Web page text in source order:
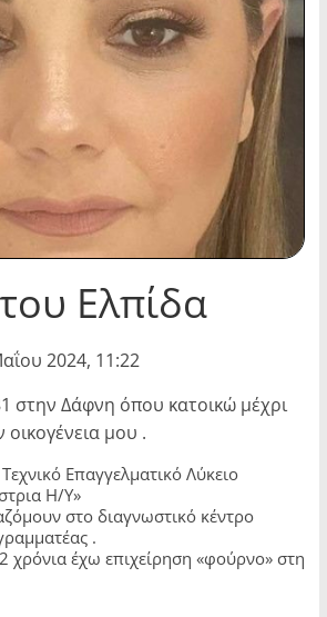
Ελπίδα
2024, 11:22
στην Δάφνη όπου κατοικώ μέχρι
μου .
Επαγγελματικό Λύκειο
Η/Υ»
στο διαγνωστικό κέντρο
.
χρόνια έχω επιχείρηση «φούρνο» στη